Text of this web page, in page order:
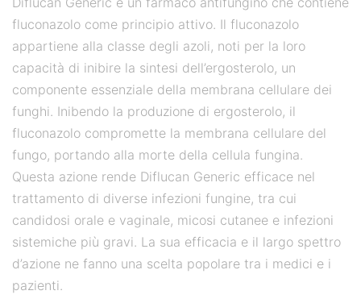
fluconazolo come principio attivo. Il fluconazolo
appartiene alla classe degli azoli, noti per la loro
capacità di inibire la sintesi dell’ergosterolo, un
componente essenziale della membrana cellulare dei
funghi. Inibendo la produzione di ergosterolo, il
fluconazolo compromette la membrana cellulare del
fungo, portando alla morte della cellula fungina.
Questa azione rende Diflucan Generic efficace nel
trattamento di diverse infezioni fungine, tra cui
candidosi orale e vaginale, micosi cutanee e infezioni
sistemiche più gravi. La sua efficacia e il largo spettro
d’azione ne fanno una scelta popolare tra i medici e i
pazienti.